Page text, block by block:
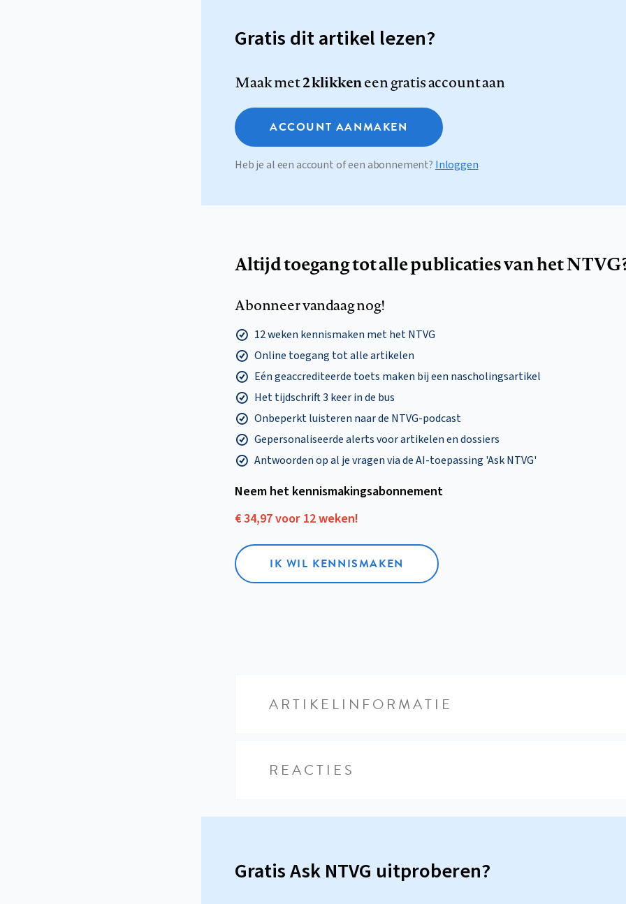
Gratis dit artikel lezen?
Maak met2 klikkeneen gratis account aan
ACCOUNT AANMAKEN
Heb je al een account of een abonnement? Inloggen
Altijd toegang tot alle publicaties van het
Abonneer vandaag nog!
12 weken kennismaken met het NTVG
Online toegang tot alle artikelen
Eén geaccrediteerde toets maken bij een nascholingsartikel
Het tijdschrift 3 keer in de bus
Onbeperkt luisteren naar de NTVG-podcast
Gepersonaliseerde alerts voor artikelen en dossiers
Antwoorden op al je vragen via de AI-toepassing 'Ask NTVG'
Neem het kennismakings­abonnement
€ 34,97 voor 12 weken!
IK WIL KENNISMAKEN
ARTIKELINFORMATIE
REACTIES
Gratis Ask NTVG uitproberen?